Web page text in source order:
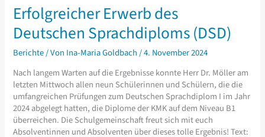
Erfolgreicher Erwerb des
Deutschen Sprachdiploms (DSD)
Berichte/ Von Ina-Maria Goldbach/4. November 2024
Nach langem Warten auf die Ergebnisse konnte Herr Dr. Möller am
letzten Mittwoch allen neun Schülerinnen und Schülern, die die
umfangreichen Prüfungen zum Deutschen Sprachdiplom I im Jahr
2024 abgelegt hatten, die Diplome der KMK auf dem Niveau B1
überreichen. Die Schulgemeinschaft freut sich mit euch
Absolventinnen und Absolventen über dieses tolle Ergebnis! Text: